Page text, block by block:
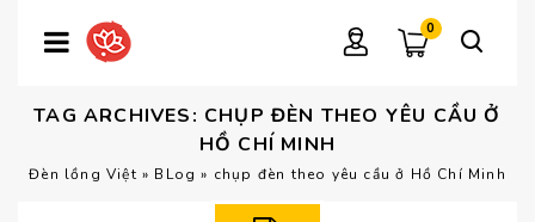
0
TAG ARCHIVES: CHỤP ĐÈN THEO YÊU CẦU Ở
HỒ CHÍ MINH
Đèn lồng Việt » BLog » chụp đèn theo yêu cầu ở Hồ Chí Minh